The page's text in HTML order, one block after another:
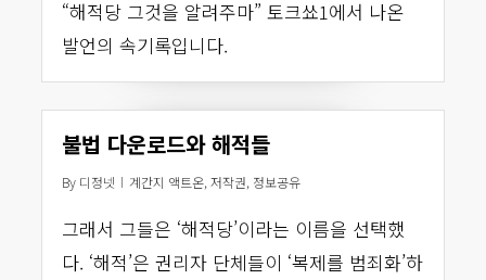
“해적당 그것을 알려주마” 토크쑈1에서 나온
발언의 속기록입니다.
불법 다운로드와 해적들
By 디정넷 계간지 액트온,저작권, 정보공유
그래서 그들은 ‘해적당’이라는 이름을 선택했
다. ‘해적’은 권리자 단체들이 ‘복제를 범죄화’하